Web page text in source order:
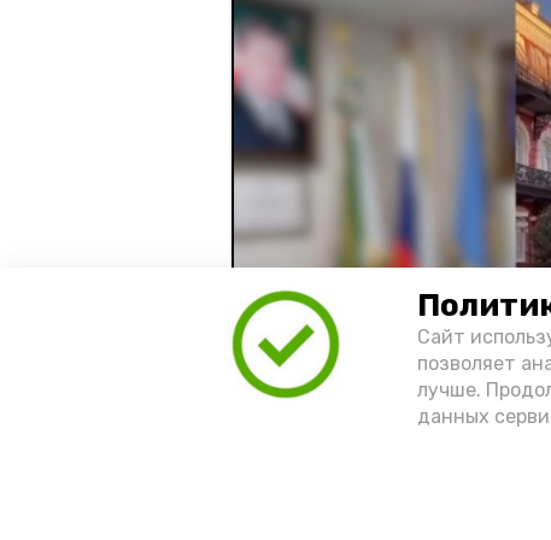
Сайт
позволяет
лучше.
данных